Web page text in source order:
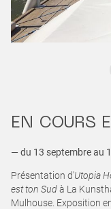
EN COURS
— du 13 septembre au
Présentation d'Utopia
est ton Sudà La
Mulhouse. Exposition